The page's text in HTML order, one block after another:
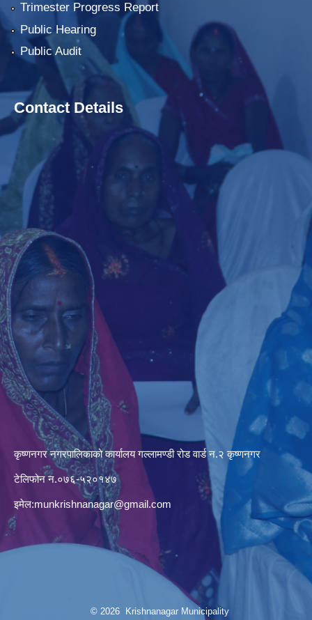
Trimester Progress Report
Public Hearing
Public Audit
Contact Details
कृष्णनगर नगरपालिकाको कार्यालय गल्लामण्डी रोड वार्ड न.२ कृष्णनगर
टेलिफोन न.०७६-५२०१४७
इमेल:munkrishnanagar@gmail.com
© 2026 Krishnanagar Municipality